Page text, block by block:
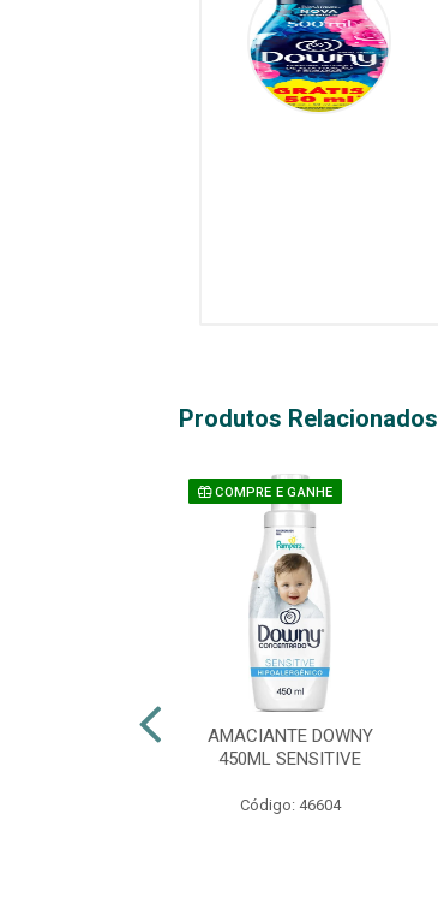
Produtos Relacionados
COMPRE E GANHE
AMACIANTE DOWNY
450ML SENSITIVE
Código: 46604